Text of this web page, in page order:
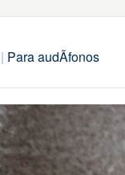
Para audÃ­fonos